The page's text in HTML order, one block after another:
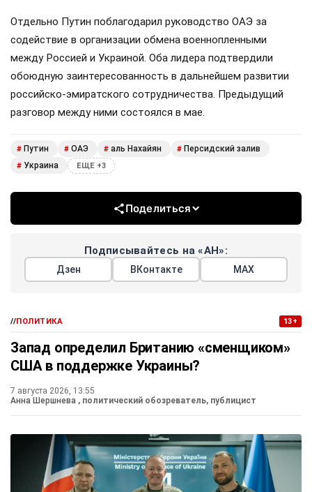
Отдельно Путин поблагодарил руководство ОАЭ за
содействие в организации обмена военнопленными
между Россией и Украиной. Оба лидера подтвердили
обоюдную заинтересованность в дальнейшем развитии
российско-эмиратского сотрудничества. Предыдущий
разговор между ними состоялся в мае.
# Путин # ОАЭ # аль Нахайян # Персидский залив
# Украина ЕЩЕ +3
Поделиться
Подписывайтесь на «АН»:
Дзен ВКонтакте МАХ
//ПОЛИТИКА 13+
Запад определил Британию «сменщиком»
США в поддержке Украины?
7 августа 2026, 13:55
Анна Шершнева , политический обозреватель, публицист